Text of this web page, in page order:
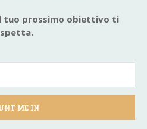
tuo prossimo obiettivo ti
ME IN